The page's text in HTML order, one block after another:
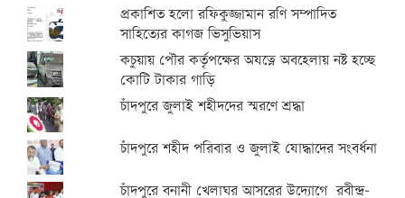
প্রকাশিত হলো রফিকুজ্জামান রণি সম্পাদিত
সাহিত্যের কাগজ ভিসুভিয়াস
কচুয়ায় পৌর কর্তৃপক্ষের অযত্নে অবহেলায় নষ্ট হচ্ছে
কোটি টাকার গাড়ি
চাঁদপুরে জুলাই শহীদদের স্মরণে শ্রদ্ধা
চাঁদপুরে শহীদ পরিবার ও জুলাই যোদ্ধাদের সংবর্ধনা
চাঁদপুরে বনানী খেলাঘর আসরের উদ্যোগে রবীন্দ্র-